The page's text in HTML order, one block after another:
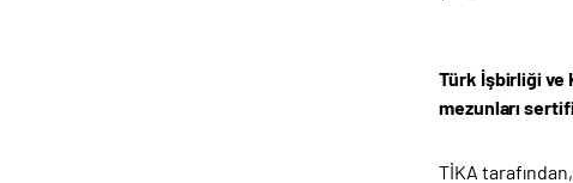
Türk İşbirliği ve
mezunları
TİKA